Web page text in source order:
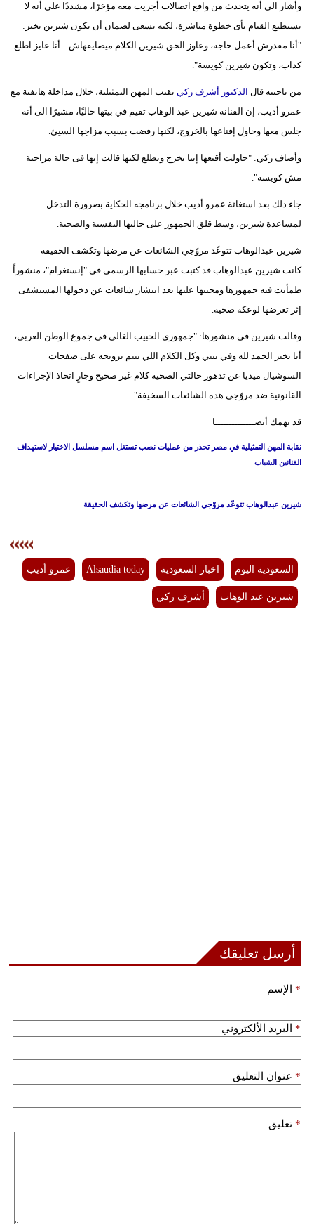
وأشار الى أنه يتحدث من واقع اتصالات أجريت معه مؤخرًا، مشددًا على أنه لا
يستطيع القيام بأى خطوة مباشرة، لكنه يسعى لضمان أن تكون شيرين بخير:
"أنا مقدرش أعمل حاجة، وعاوز الحق شيرين الكلام ميضايقهاش... أنا عايز اطلع
كداب، وتكون شيرين كويسة".
من ناحيته قال الدكتور أشرف زكي نقيب المهن التمثيلية، خلال مداخلة هاتفية مع
عمرو أديب، إن الفنانة شيرين عبد الوهاب تقيم في بيتها حاليًا، مشيرًا الى أنه
جلس معها وحاول إقناعها بالخروج، لكنها رفضت بسبب مزاجها السيئ.
وأضاف زكي: "حاولت أقنعها إننا نخرج ونطلع لكنها قالت إنها فى حالة مزاجية
مش كويسة".
جاء ذلك بعد استغاثة عمرو أديب خلال برنامجه الحكاية بضرورة التدخل
لمساعدة شيرين، وسط قلق الجمهور على حالتها النفسية والصحية.
شيرين عبدالوهاب تتوعّد مروّجي الشائعات عن مرضها وتكشف الحقيقة
كانت شيرين عبدالوهاب قد كتبت عبر حسابها الرسمي في "إنستغرام"، منشوراً
طمأنت فيه جمهورها ومحبيها عليها بعد انتشار شائعات عن دخولها المستشفى
إثر تعرضها لوعكة صحية.
وقالت شيرين في منشورها: "جمهوري الحبيب الغالي في جموع الوطن العربي،
أنا بخير الحمد لله وفي بيتي وكل الكلام اللي بيتم ترويجه على صفحات
السوشيال ميديا عن تدهور حالتي الصحية كلام غير صحيح وجارٍ اتخاذ الإجراءات
القانونية ضد مروّجي هذه الشائعات السخيفة".
قد يهمك أيضــــــــــــــا
نقابة المهن التمثيلية في مصر تحذر من عمليات نصب تستغل اسم مسلسل الاختيار لاستهداف
الفنانين الشباب
شيرين عبدالوهاب تتوعّد مروّجي الشائعات عن مرضها وتكشف الحقيقة
السعودية اليوم اخبار السعودية Alsaudia today عمرو أديب
شيرين عبد الوهاب أشرف زكي
أرسل تعليقك
الإسم *
البريد الألكتروني *
عنوان التعليق *
تعليق *